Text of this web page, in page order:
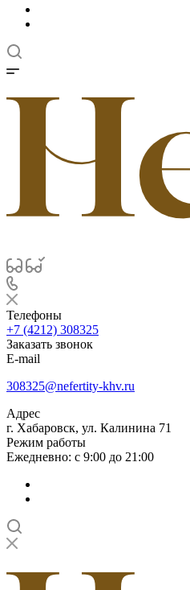
Телефоны
+7 (4212) 308325
Заказать звонок
E-mail
308325@nefertity-khv.ru
Адрес
г. Хабаровск, ул. Калинина 71
Режим работы
Ежедневно: с 9:00 до 21:00